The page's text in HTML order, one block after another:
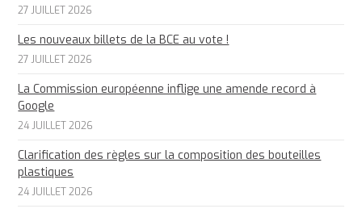
27 JUILLET 2026
Les nouveaux billets de la BCE au vote !
27 JUILLET 2026
La Commission européenne inflige une amende record à
Google
24 JUILLET 2026
Clarification des règles sur la composition des bouteilles
plastiques
24 JUILLET 2026